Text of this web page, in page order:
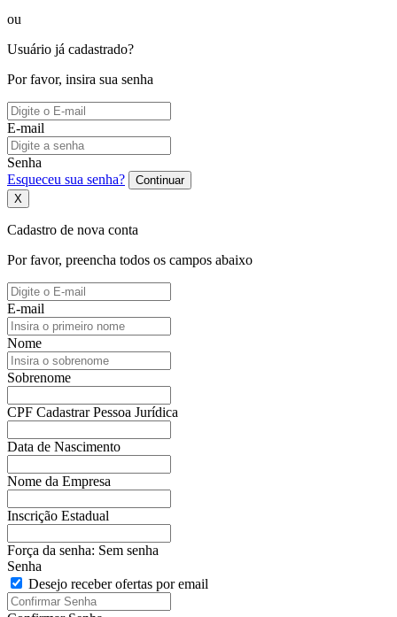
ou
Usuário já cadastrado?
Por favor, insira sua senha
E-mail
Senha
Esqueceu sua senha?
Continuar
X
Cadastro de nova conta
Por favor, preencha todos os campos abaixo
E-mail
Nome
Sobrenome
CPF Cadastrar Pessoa Jurídica
Data de Nascimento
Nome da Empresa
Inscrição Estadual
Força da senha: Sem senha
Senha
Desejo receber ofertas por email